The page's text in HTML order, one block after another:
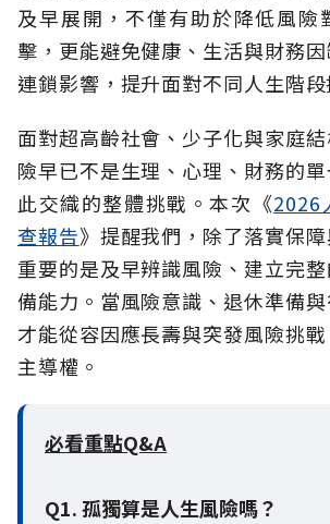
及早展開，不僅有助於降低風險
擊，更能避免健康、生活與財務
連鎖影響，提升面對不同人生階段
面對超高齡社會、少子化與家庭
險早已不是生理、心理、財務的
此交織的整體挑戰。本次《2026
查報告》提醒我們，除了落實保
重要的是及早辨識風險、建立完
備能力。當風險意識、退休準備與
才能從容因應長壽與突發風險挑
主導權。
必看重點Q&A
Q1. 孤獨算是人生風險嗎？